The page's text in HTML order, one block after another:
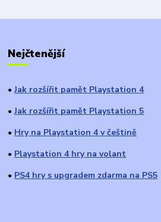
Nejčtenější
● Jak rozšířit pamět Playstation 4
● Jak rozšířit pamět Playstation 5
● Hry na Playstation 4 v češtině
● Playstation 4 hry na volant
● PS4 hry s upgradem zdarma na PS5